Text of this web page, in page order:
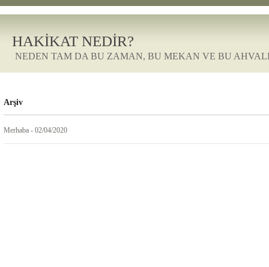
HAKİKAT NEDİR?
NEDEN TAM DA BU ZAMAN, BU MEKAN VE BU
Arşiv
Merhaba - 02/04/2020